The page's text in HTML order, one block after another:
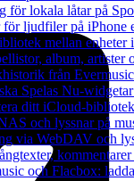
för lokala låtar på
för ljudfiler på iPhone
mellan enheter
album, artister
från
Spelas Nu-
ditt iCloud-
och lyssnar på
via WebDAV och
och Flacbox: